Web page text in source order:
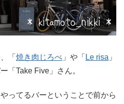
「 焼き肉じろべ 」や「 Le risa 」
「Take Five」さん。
ってるバーということで前から